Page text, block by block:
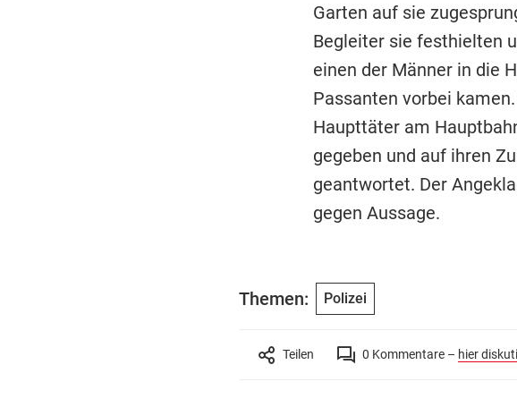
Garten auf sie
Begleiter sie festhielten
einen der Männer in die
Passanten vorbei
Haupttäter am
gegeben und auf ihren
geantwortet. Der
gegen Aussage.
Themen: Polizei
Teilen 0 Kommentare – hier